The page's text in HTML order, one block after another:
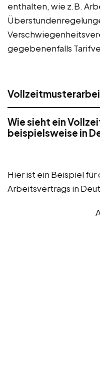
enthalten, wie z.B.
gegebenenfalls
Wie sieht ein
beispielsweise in
Hier ist ein Beispiel
Arbeitsvertrags in